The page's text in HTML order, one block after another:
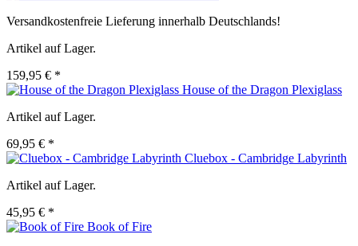
Versandkostenfreie Lieferung innerhalb Deutschlands!
Artikel auf Lager.
159,95 € *
House of the Dragon Plexiglass
Artikel auf Lager.
69,95 € *
Cluebox - Cambridge Labyrinth
Artikel auf Lager.
45,95 € *
Book of Fire